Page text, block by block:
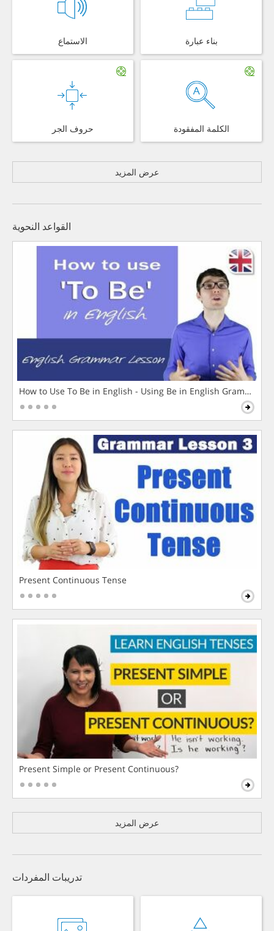
الاستماع بناء عبارة
حروف الجر الكلمة المفقودة
عرض المزيد
القواعد النحوية
How to Use To Be in English - Using Be in English Grammar
Present Continuous Tense
Present Simple or Present Continuous?
عرض المزيد
تدريبات المفردات